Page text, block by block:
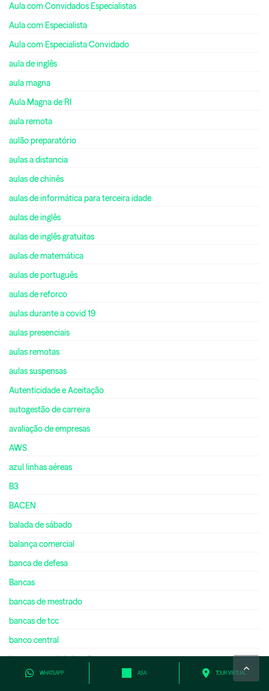
WHATSAPP ASA TOUR VIRTUAL
Aula com Convidados Especialistas
Aula com Especialista
Aula com Especialista Convidado
aula de inglês
aula magna
Aula Magna de RI
aula remota
aulão preparatório
aulas a distancia
aulas de chinês
aulas de informática para terceira idade
aulas de inglês
aulas de inglês gratuitas
aulas de matemática
aulas de português
aulas de reforco
aulas durante a covid 19
aulas presenciais
aulas remotas
aulas suspensas
Autenticidade e Aceitação
autogestão de carreira
avaliação de empresas
AWS
azul linhas aéreas
B3
BACEN
balada de sábado
balança comercial
banca de defesa
Bancas
bancas de mestrado
bancas de tcc
banco central
banco central do brasil
banco de brasília